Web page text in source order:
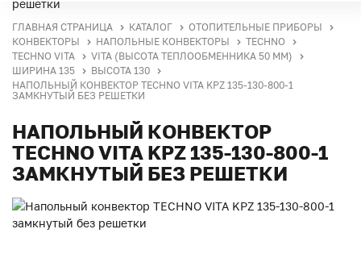
ГЛАВНАЯ СТРАНИЦА КАТАЛОГ
ОТОПИТЕЛЬНЫЕ ПРИБОРЫ
КОНВЕКТОРЫ
НАПОЛЬНЫЕ КОНВЕКТОРЫ
TECHNO
TECHNO VITA
VITA (ВЫСОТА ТЕПЛООБМЕННИКА 50 ММ)
ШИРИНА 135
ВЫСОТА 130
НАПОЛЬНЫЙ КОНВЕКТОР TECHNO VITA KPZ 135-130-800-1
ЗАМКНУТЫЙ БЕЗ РЕШЕТКИ
НАПОЛЬНЫЙ КОНВЕКТОР
TECHNO VITA KPZ 135-130-800-1
ЗАМКНУТЫЙ БЕЗ РЕШЕТКИ